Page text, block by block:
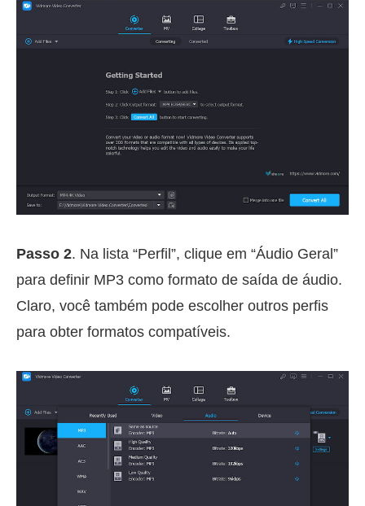
Passo 2. Na lista “Perfil”, clique em “Áudio Geral”
para definir MP3 como formato de saída de áudio.
Claro, você também pode escolher outros perfis
para obter formatos compatíveis.